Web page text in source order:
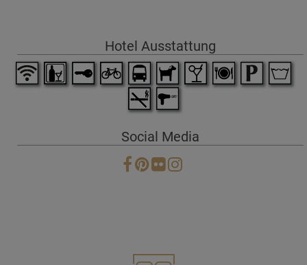
Hotel Ausstattung
Social Media